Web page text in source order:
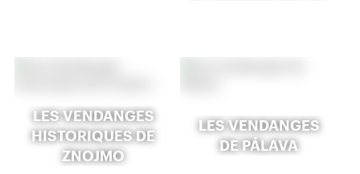
LES VENDANGES
HISTORIQUES DE
ZNOJMO
LES VENDANGES
DE PÁLAVA